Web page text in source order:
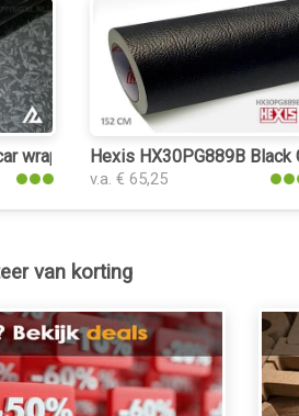
wrap folieHexis HX30PG889B
v.a. € 65,25
van korting